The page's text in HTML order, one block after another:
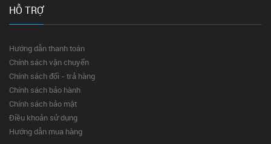
HỖ TRỢ
Hướng dẫn thanh toán
Chính sách vận chuyển
Chính sách đổi - trả hàng
Chính sách bảo hành
Chính sách bảo mật
Điều khoản sử dụng
Hướng dẫn mua hàng